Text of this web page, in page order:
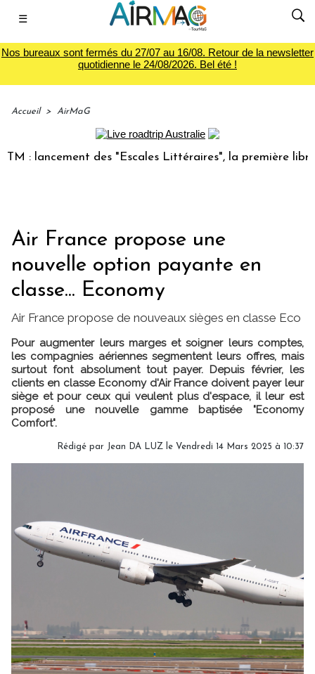
☰
Nos bureaux sont fermés du 27/07 au 16/08. Retour de la newsletter
quotidienne le 24/08/2026. Bel été !
Accueil > AirMaG
des "Escales Littéraires", la première librairie
Air France propose une
nouvelle option payante en
classe... Economy
Air France propose de nouveaux sièges en classe Eco
Pour augmenter leurs marges et soigner leurs comptes,
les compagnies aériennes segmentent leurs offres, mais
surtout font absolument tout payer. Depuis février, les
clients en classe Economy d'Air France doivent payer leur
siège et pour ceux qui veulent plus d'espace, il leur est
proposé une nouvelle gamme baptisée "Economy
Comfort".
Rédigé par Jean DA LUZ le Vendredi 14 Mars 2025 à 10:37